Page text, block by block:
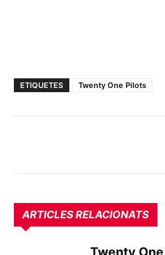
ETIQUETES Twenty One Pilots
ARTICLES RELACIONATS
Twenty